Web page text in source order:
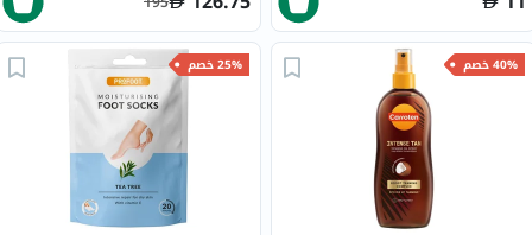
40% خصم 25% خصم